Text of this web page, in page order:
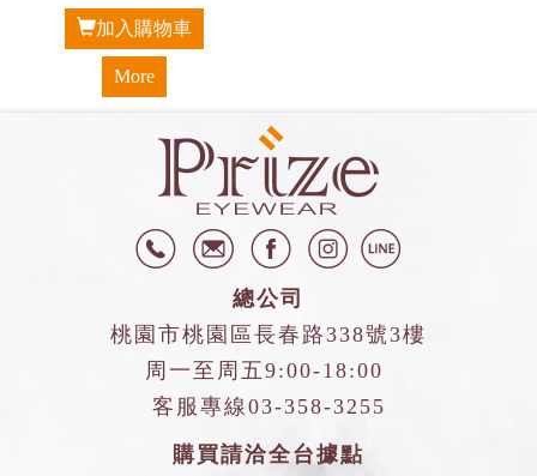
加入購物車
More
總公司
桃園市桃園區長春路338號3樓
周一至周五9:00-18:00
客服專線03-358-3255
購買請洽全台據點